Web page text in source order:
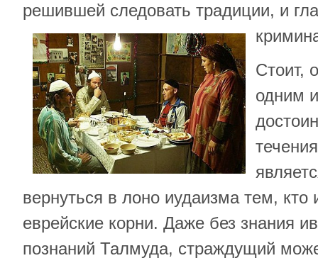
решившей следовать традиции, и
Стоит,
одним
вернуться в лоно иудаизма тем, кто
еврейские корни. Даже без знания
познаний Талмуда, страждущий